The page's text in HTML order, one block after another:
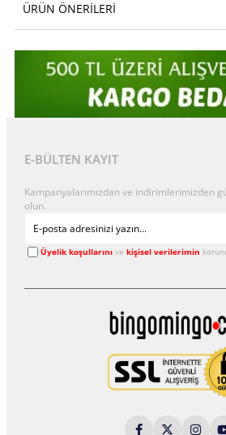
ÜRÜN ÖNERILERI
E-BÜLTEN KAYIT
Kampanyalarımızdan ve indirimlerimizden
olun.
Üyelik koşullarınıve kişisel verilerimin